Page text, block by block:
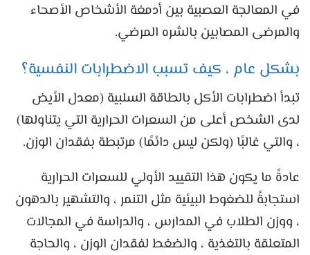
في المعالجة العصبية بين أدمغة الأشخاص الأصحاء
والمرضى المصابين بالشره المرضي.
بشكل عام ، كيف تسبب الاضطرابات النفسية؟
تبدأ اضطرابات الأكل بالطاقة السلبية (معدل الأيض
لدى الشخص أعلى من السعرات الحرارية التي يتناولها)
، والتي غالبًا (ولكن ليس دائمًا) مرتبطة بفقدان الوزن.
عادةً ما يكون هذا التقييد الأولي للسعرات الحرارية
استجابةً للضغوط البيئية مثل التنمر ، والتشهير بالدهون
، ووزن الطلاب في المدارس ، والدراسة في المجالات
المتعلقة بالتغذية ، والضغط لفقدان الوزن ، والحاجة